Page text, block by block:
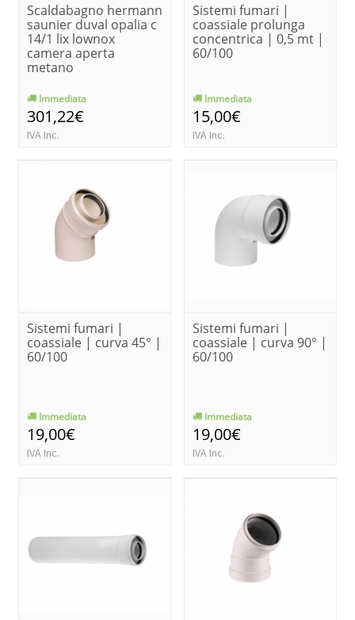
Scaldabagno hermann
saunier duval opalia c
14/1 lix lownox
camera aperta
metano
Immediata
301,22€
IVA Inc.
Sistemi fumari |
coassiale prolunga
concentrica | 0,5 mt |
60/100
Immediata
15,00€
IVA Inc.
Sistemi fumari |
coassiale | curva 45° |
60/100
Immediata
19,00€
IVA Inc.
Sistemi fumari |
coassiale | curva 90° |
60/100
Immediata
19,00€
IVA Inc.